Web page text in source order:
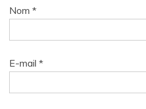
Nom *
E-mail *